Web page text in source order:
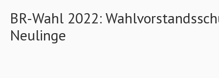
BR-Wahl 2022:
Neulinge